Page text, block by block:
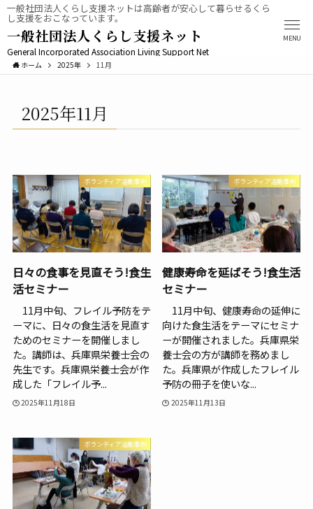
一般社団法人くらし支援ネットは高齢者が安心して暮らせるくら
し支援をおこなっています。
一般社団法人くらし支援ネット
General Incorporated Association Living Support Net
MENU
ホーム 2025年 11月
2025年11月
ボランティア活動事例
日々の食事を見直そう!食生
活セミナー
11月中旬、フレイル予防をテ
ーマに、日々の食生活を見直す
ためのセミナーを開催しまし
た。講師は、兵庫県栄養士会の
先生です。兵庫県栄養士会が作
成した「フレイル予...
2025年11月18日
ボランティア活動事例
健康寿命を延ばそう!食生活
セミナー
11月中旬、健康寿命の延伸に
向けた食生活をテーマにセミナ
ーが開催されました。兵庫県栄
養士会の方が講師を務めまし
た。兵庫県が作成したフレイル
予防の冊子を使いな...
2025年11月13日
ボランティア活動事例